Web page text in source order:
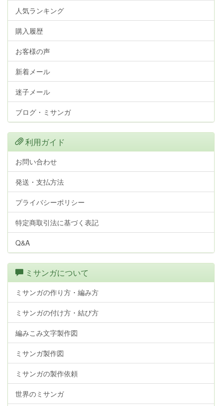
人気ランキング
購入履歴
お客様の声
新着メール
迷子メール
ブログ・ミサンガ
利用ガイド
お問い合わせ
発送・支払方法
プライバシーポリシー
特定商取引法に基づく表記
Q&A
ミサンガについて
ミサンガの作り方・編み方
ミサンガの付け方・結び方
編みこみ文字製作図
ミサンガ製作図
ミサンガの製作依頼
世界のミサンガ